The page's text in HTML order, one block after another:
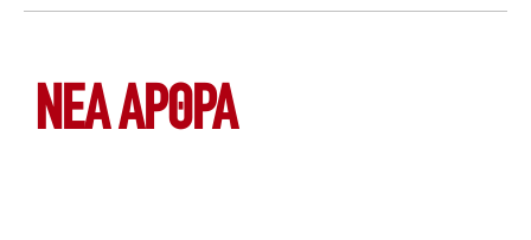
ΝΕΑ ΆΡΘΡΑ